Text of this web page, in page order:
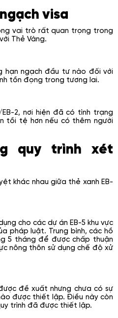
visa
vai trò rất quan trọng trong
Thẻ Vàng.
hạn ngạch đầu tư nào đối với
tồn đọng trong tương lai.
EB-2, nơi hiện đã có tình trạng
tồi tệ hơn nếu có thêm người
quy trình xét
khác nhau giữa thẻ xanh EB-
cho các dự án EB-5 khu vực
pháp luật. Trung bình, các hồ
5 tháng để được chấp thuận
nông thôn sử dụng chế độ xử
đề xuất nhưng chưa có sự
được thiết lập. Điều này còn
trình đã được thiết lập.